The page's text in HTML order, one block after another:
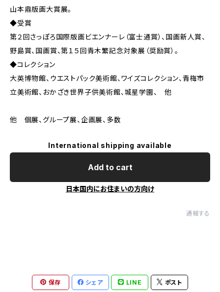
山本鼎版画大賞展。
◆受賞
第２回さっぽろ国際版画ビエンナーレ（富士通賞）、国画新人賞、
野島賞、国画賞、第１５回青木繁記念対象展（奨励賞）。
◆コレクション
大英博物館、ウエストパック美術館、ワイズコレクション、青梅市
立美術館、おかざき世界子供美術館、城星学園、 他
他 個展、グループ展、企画展、多数
International shipping available
Add to cart
日本国内にお住まいの方向け
通報する
保存 シェア LINE ポスト